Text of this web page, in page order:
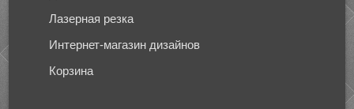
Лазерная резка
Интернет-магазин дизайнов
Корзина